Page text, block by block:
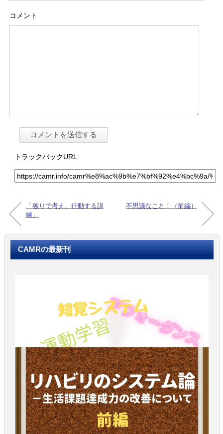
コメント
トラックバックURL:
「独りで考え、行動する訓
練」
不思議なこと！（前編）
CAMRの最新刊